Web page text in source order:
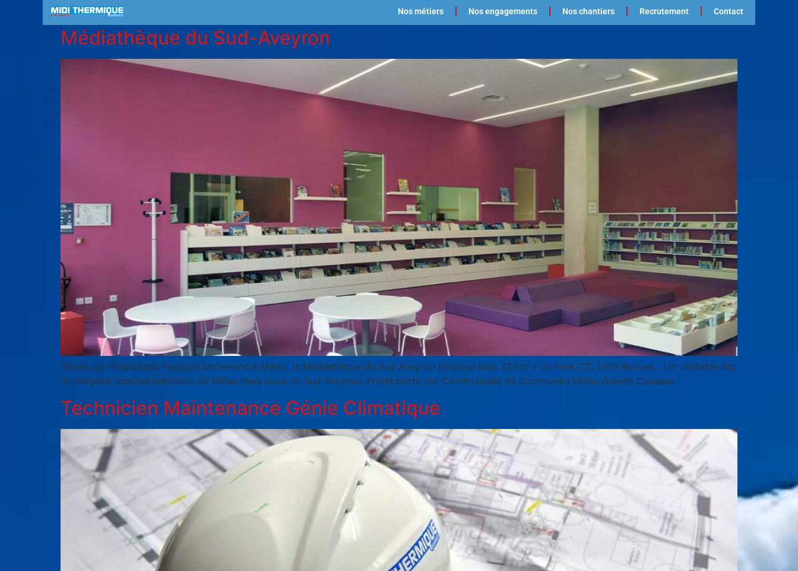
Nos métiers Nos engagements Nos chantiers Recrutement Contact
Médiathèque du Sud-Aveyron
Située sur l’Esplanade François Mitterrand à Millau, la Médiathèque du Sud Aveyron propose plus 220 m » de livre, CD, DVD Revues… Un véritable lieu
de vie pour tous les habitants de Millau mais aussi du Sud Aveyron. Projet porté par Communauté de Communes Millau Grands Causses.
Technicien Maintenance Génie Climatique